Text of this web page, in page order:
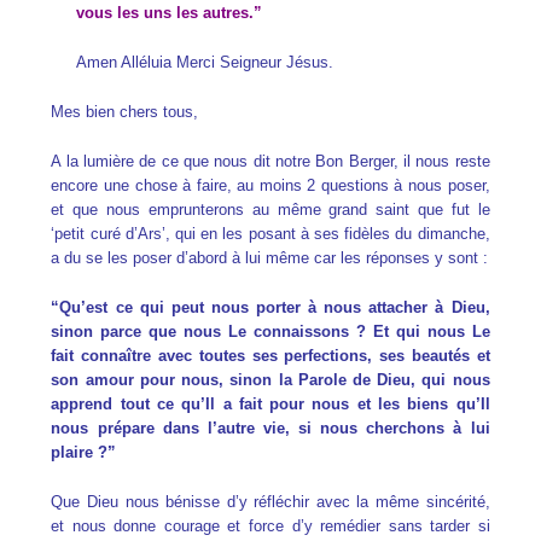
vous les uns les autres.”
Amen Alléluia Merci Seigneur Jésus.
Mes bien chers tous,
A la lumière de ce que nous dit notre Bon Berger, il nous reste
encore une chose à faire, au moins 2 questions à nous poser,
et que nous emprunterons au même grand saint que fut le
‘petit curé d’Ars’, qui en les posant à ses fidèles du dimanche,
a du se les poser d’abord à lui même car les réponses y sont :
“Qu’est ce qui peut nous porter à nous attacher à Dieu,
sinon parce que nous Le connaissons ? Et qui nous Le
fait connaître avec toutes ses perfections, ses beautés et
son amour pour nous, sinon la Parole de Dieu, qui nous
apprend tout ce qu’Il a fait pour nous et les biens qu’Il
nous prépare dans l’autre vie, si nous cherchons à lui
plaire ?”
Que Dieu nous bénisse d’y réfléchir avec la même sincérité,
et nous donne courage et force d’y remédier sans tarder si